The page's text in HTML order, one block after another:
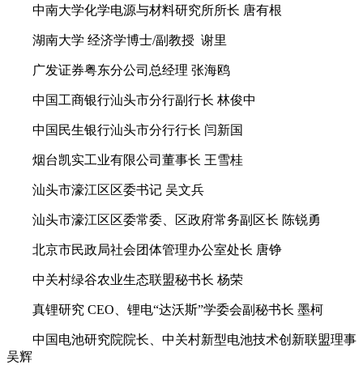
中南大学化学电源与材料研究所所长 唐有根
湖南大学 经济学博士/副教授 谢里
广发证券粤东分公司总经理 张海鸥
中国工商银行汕头市分行副行长 林俊中
中国民生银行汕头市分行行长 闫新国
烟台凯实工业有限公司董事长 王雪桂
汕头市濠江区区委书记 吴文兵
汕头市濠江区区委常委、区政府常务副区长 陈锐勇
北京市民政局社会团体管理办公室处长 唐铮
中关村绿谷农业生态联盟秘书长 杨荣
真锂研究 CEO、锂电“达沃斯”学委会副秘书长 墨柯
中国电池研究院院长、中关村新型电池技术创新联盟理事
吴辉